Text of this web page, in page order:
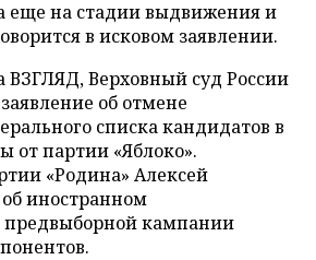
еще на стадии выдвижения и
в исковом заявлении.
ВЗГЛЯД, Верховный суд России
об отмене
списка кандидатов в
от партии «Яблоко».
«Родина» Алексей
об иностранном
кампании